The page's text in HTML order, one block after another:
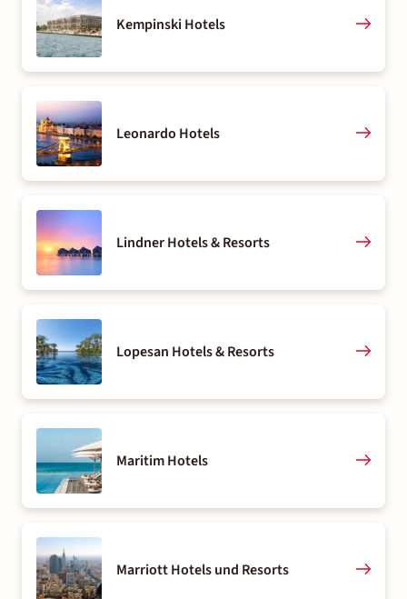
Kempinski Hotels
Leonardo Hotels
Lindner Hotels & Resorts
Lopesan Hotels & Resorts
Maritim Hotels
Marriott Hotels und Resorts